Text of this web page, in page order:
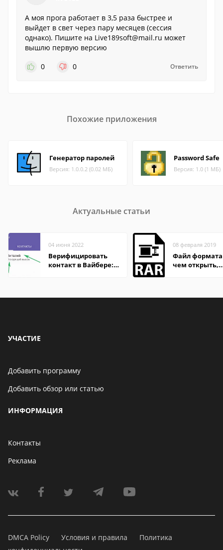
А моя прога работает в 3,5 раза быстрее и
выйдет в свет через пару месяцев (сессия
однако). Пишите на Live189soft@mail.ru может
вышлю первую версию
0
0 Ответить
Похожие приложения
Генератор паролей
Версия: 1.0.0.2 (0.02 МБ)
Password Safe
Версия: 1.0 (1 МБ)
Актуальные статьи
04 июня 2022
Верифицировать
контакт в Вайбере:
08 февраля 2019
Файл формата
чем открыть,
УЧАСТИЕ
Добавить программу
Добавить обзор или статью
ИНФОРМАЦИЯ
Контакты
Реклама
DMCA Policy Условия и правила
Политика